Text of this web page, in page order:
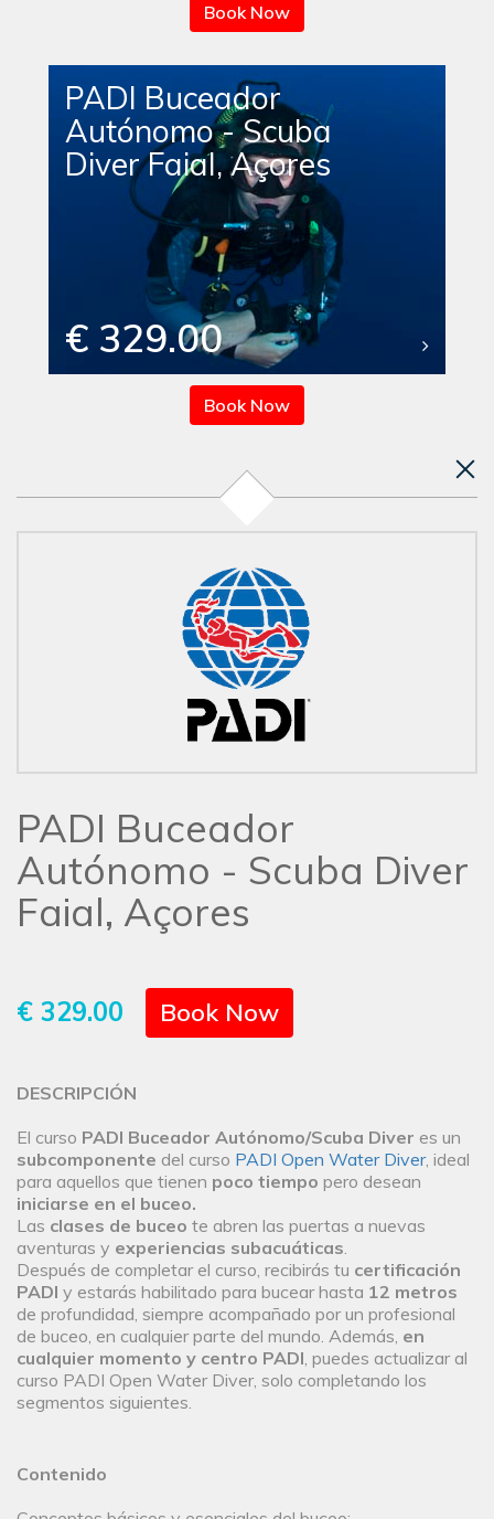
Book Now
PADI Buceador
Autónomo - Scuba
Diver Faial, Açores
€ 329.00
Book Now
PADI Buceador
Autónomo - Scuba Diver
Faial, Açores
€ 329.00 Book Now
DESCRIPCIÓN
El curso PADI Buceador Autónomo/Scuba Diver es un
subcomponente del curso PADI Open Water Diver, ideal
para aquellos que tienen poco tiempo pero desean
iniciarse en el buceo.
Las clases de buceo te abren las puertas a nuevas
aventuras y experiencias subacuáticas.
Después de completar el curso, recibirás tu certificación
PADI y estarás habilitado para bucear hasta 12 metros
de profundidad, siempre acompañado por un profesional
de buceo, en cualquier parte del mundo. Además, en
cualquier momento y centro PADI, puedes actualizar al
curso PADI Open Water Diver, solo completando los
segmentos siguientes.
Contenido